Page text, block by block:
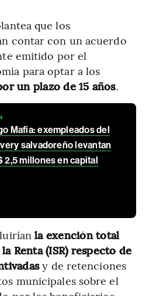
que los
contar con un acuerdo
emitido por el
para optar a los
un plazo de 15 años.
Mafia: exempleados del
salvadoreño levantan
2,5 millones en capital
la exención total
Renta (ISR) respecto de
y de retenciones
municipales sobre el